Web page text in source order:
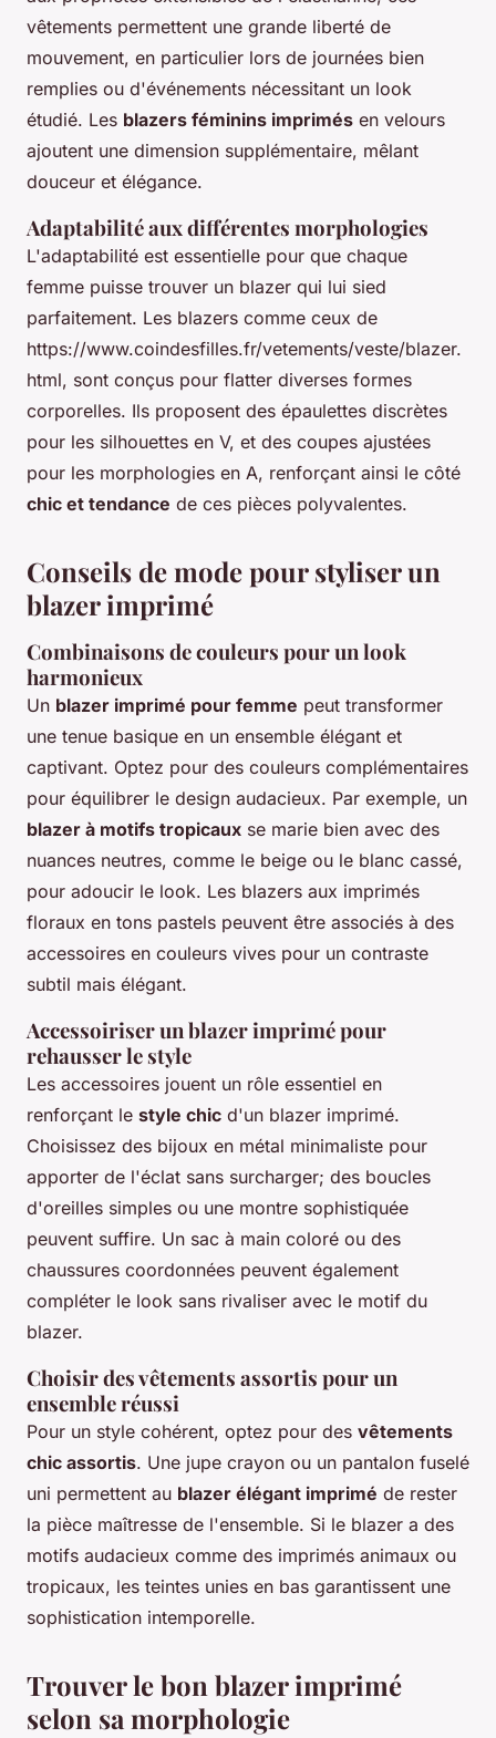
vêtements permettent une grande liberté de
mouvement, en particulier lors de journées bien
remplies ou d'événements nécessitant un look
étudié. Les blazers féminins imprimés en velours
ajoutent une dimension supplémentaire, mêlant
douceur et élégance.
Adaptabilité aux différentes morphologies
L'adaptabilité est essentielle pour que chaque
femme puisse trouver un blazer qui lui sied
parfaitement. Les blazers comme ceux de
https://www.coindesfilles.fr/vetements/veste/blazer.
html, sont conçus pour flatter diverses formes
corporelles. Ils proposent des épaulettes discrètes
pour les silhouettes en V, et des coupes ajustées
pour les morphologies en A, renforçant ainsi le côté
chic et tendance de ces pièces polyvalentes.
Conseils de mode pour styliser un
blazer imprimé
Combinaisons de couleurs pour un look
harmonieux
Un blazer imprimé pour femme peut transformer
une tenue basique en un ensemble élégant et
captivant. Optez pour des couleurs complémentaires
pour équilibrer le design audacieux. Par exemple, un
blazer à motifs tropicaux se marie bien avec des
nuances neutres, comme le beige ou le blanc cassé,
pour adoucir le look. Les blazers aux imprimés
floraux en tons pastels peuvent être associés à des
accessoires en couleurs vives pour un contraste
subtil mais élégant.
Accessoiriser un blazer imprimé pour
rehausser le style
Les accessoires jouent un rôle essentiel en
renforçant le style chic d'un blazer imprimé.
Choisissez des bijoux en métal minimaliste pour
apporter de l'éclat sans surcharger; des boucles
d'oreilles simples ou une montre sophistiquée
peuvent suffire. Un sac à main coloré ou des
chaussures coordonnées peuvent également
compléter le look sans rivaliser avec le motif du
blazer.
Choisir des vêtements assortis pour un
ensemble réussi
Pour un style cohérent, optez pour des vêtements
chic assortis. Une jupe crayon ou un pantalon fuselé
uni permettent au blazer élégant imprimé de rester
la pièce maîtresse de l'ensemble. Si le blazer a des
motifs audacieux comme des imprimés animaux ou
tropicaux, les teintes unies en bas garantissent une
sophistication intemporelle.
Trouver le bon blazer imprimé
selon sa morphologie